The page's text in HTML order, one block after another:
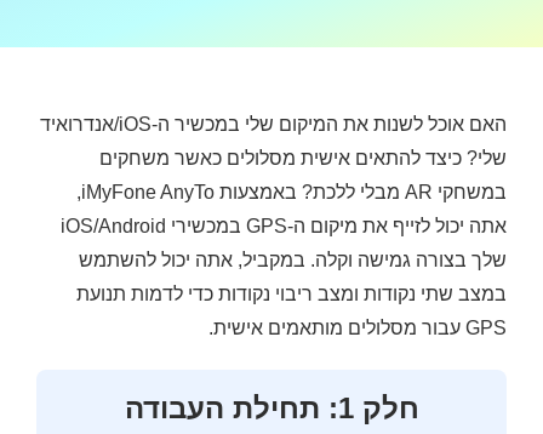
האם אוכל לשנות את המיקום שלי במכשיר ה-iOS/אנדרואיד
שלי? כיצד להתאים אישית מסלולים כאשר משחקים
במשחקי AR מבלי ללכת? באמצעות iMyFone AnyTo,
אתה יכול לזייף את מיקום ה-GPS במכשירי iOS/Android
שלך בצורה גמישה וקלה. במקביל, אתה יכול להשתמש
במצב שתי נקודות ומצב ריבוי נקודות כדי לדמות תנועת
GPS עבור מסלולים מותאמים אישית.
חלק 1: תחילת העבודה